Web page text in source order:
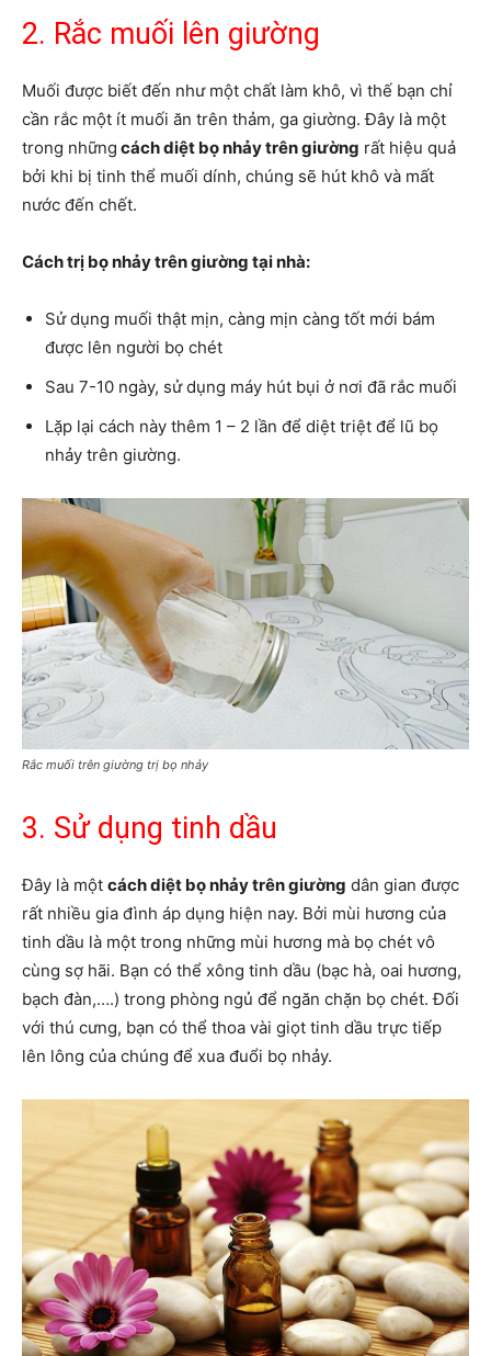
2. Rắc muối lên giường
Muối được biết đến như một chất làm khô, vì thế bạn chỉ
cần rắc một ít muối ăn trên thảm, ga giường. Đây là một
trong những cách diệt bọ nhảy trên giường rất hiệu quả
bởi khi bị tinh thể muối dính, chúng sẽ hút khô và mất
nước đến chết.
Cách trị bọ nhảy trên giường tại nhà:
Sử dụng muối thật mịn, càng mịn càng tốt mới bám
được lên người bọ chét
Sau 7-10 ngày, sử dụng máy hút bụi ở nơi đã rắc muối
Lặp lại cách này thêm 1 – 2 lần để diệt triệt để lũ bọ
nhảy trên giường.
Rắc muối trên giường trị bọ nhảy
3. Sử dụng tinh dầu
Đây là một cách diệt bọ nhảy trên giường dân gian được
rất nhiều gia đình áp dụng hiện nay. Bởi mùi hương của
tinh dầu là một trong những mùi hương mà bọ chét vô
cùng sợ hãi. Bạn có thể xông tinh dầu (bạc hà, oai hương,
bạch đàn,….) trong phòng ngủ để ngăn chặn bọ chét. Đối
với thú cưng, bạn có thể thoa vài giọt tinh dầu trực tiếp
lên lông của chúng để xua đuổi bọ nhảy.